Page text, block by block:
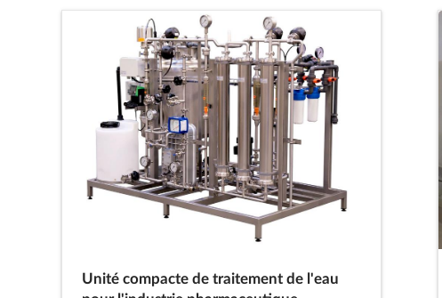
Unité compacte de traitement de l'eau